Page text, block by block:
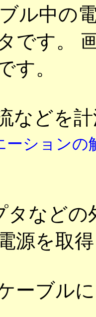
ル中の
です。
す。
などを
ーション
タなどの
源を取
ーブル